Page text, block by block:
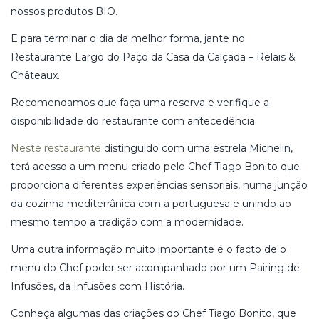
nossos produtos BIO.
E para terminar o dia da melhor forma, jante no
Restaurante Largo do Paço da Casa da Calçada – Relais &
Châteaux.
Recomendamos que faça uma reserva e verifique a
disponibilidade do restaurante com antecedência.
Neste restaurante distinguido com uma estrela Michelin,
terá acesso a um menu criado pelo Chef Tiago Bonito que
proporciona diferentes experiências sensoriais, numa junção
da cozinha mediterrânica com a portuguesa e unindo ao
mesmo tempo a tradição com a modernidade.
Uma outra informação muito importante é o facto de o
menu do Chef poder ser acompanhado por um Pairing de
Infusões, da Infusões com História.
Conheça algumas das criações do Chef Tiago Bonito, que